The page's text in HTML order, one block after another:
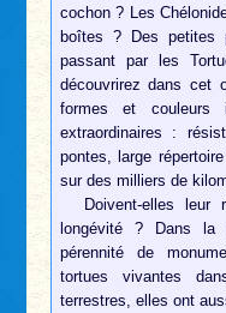
cochon ? Les
boîtes ? Des petites
passant par les
découvrirez dans cet
formes et couleurs
extraordinaires :
pontes, large
sur des milliers de
Doivent-elles leur
longévité ? Dans la
pérennité de
tortues vivantes
terrestres, elles ont